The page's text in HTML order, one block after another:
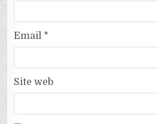
Email *
Site web